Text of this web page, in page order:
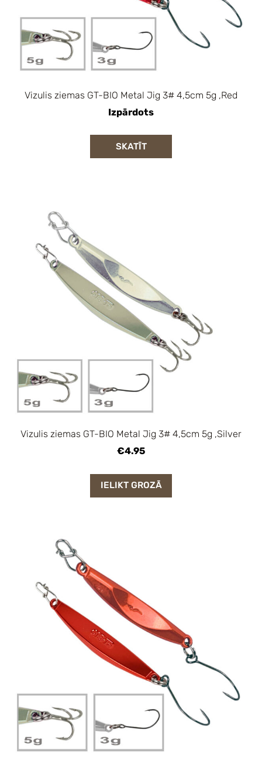
Vizulis ziemas GT-BIO Metal Jig 3# 4,5cm 5g ,Red
Izpārdots
SKATĪT
Vizulis ziemas GT-BIO Metal Jig 3# 4,5cm 5g ,Silver
€4.95
IELIKT GROZĀ